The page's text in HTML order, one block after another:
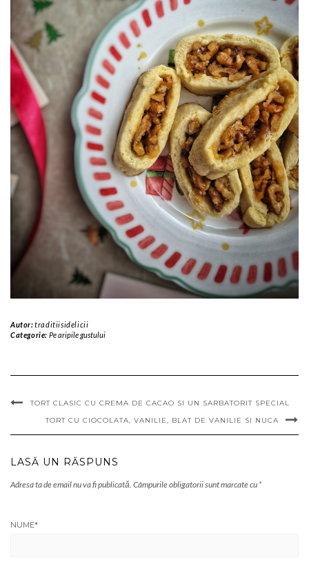
Autor:traditiisidelicii
Categorie: Pe aripile gustului
TORT CLASIC CU CREMA DE CACAO SI UN SARBATORIT SPECIAL
TORT CU CIOCOLATA, VANILIE, BLAT DE VANILIE SI NUCA
LASĂ UN RĂSPUNS
Adresa ta de email nu va fi publicată. Câmpurile obligatorii sunt marcate cu *
NUME*